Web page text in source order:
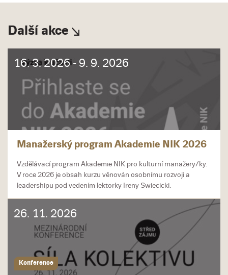
Další akce
16. 3. 2026 - 9. 9. 2026
Manažerský program Akademie NIK 2026
Vzdělávací program Akademie NIK pro kulturní manažery/ky.
V roce 2026 je obsah kurzu věnován osobnímu rozvoji a
leadershipu pod vedením lektorky Ireny Swiecicki.
26. 11. 2026
Konference